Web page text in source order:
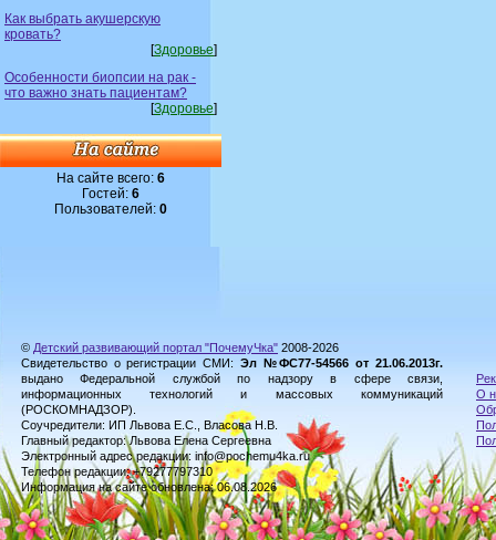
Как выбрать акушерскую
кровать?
[Здоровье]
Особенности биопсии на рак -
что важно знать пациентам?
[Здоровье]
На сайте всего: 6
Гостей: 6
Пользователей: 0
© Детский развивающий портал "ПочемуЧка" 2008-2026
Свидетельство о регистрации СМИ: Эл №ФС77-54566 от 21.06.2013г.
выдано Федеральной службой по надзору в сфере связи,
информационных технологий и массовых коммуникаций
(РОСКОМНАДЗОР).
Соучредители: ИП Львова Е.С., Власова Н.В.
Главный редактор: Львова Елена Сергеевна
Электронный адрес редакции: info@pochemu4ka.ru
Телефон редакции: +79277797310
Информация на сайте обновлена: 06.08.2026
О